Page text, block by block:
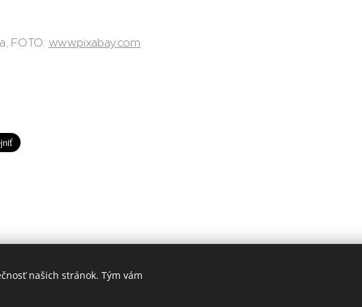
FOTO: www.pixabay.com
našich stránok. Tým vám